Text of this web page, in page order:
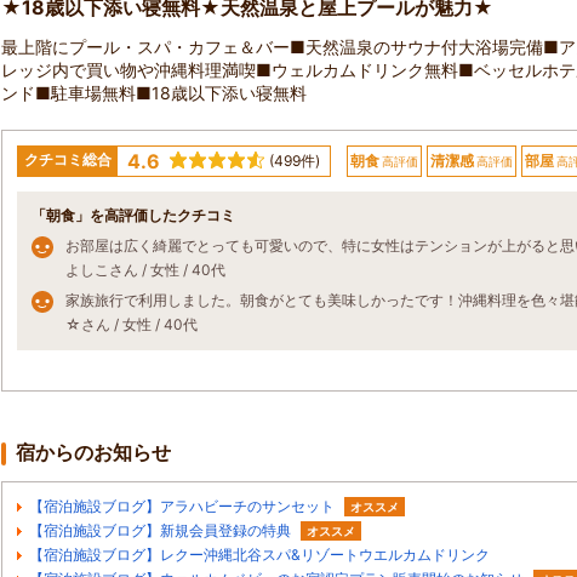
★18歳以下添い寝無料★天然温泉と屋上プールが魅力★
最上階にプール・スパ・カフェ＆バー■天然温泉のサウナ付大浴場完備■
レッジ内で買い物や沖縄料理満喫■ウェルカムドリンク無料■ベッセルホ
ンド■駐車場無料■18歳以下添い寝無料
クチコミ総合 4.6 (499件) 朝食高評価 清潔感高評価 部屋高
「朝食」を高評価したクチコミ
よしこさん / 女性 / 40代
☆さん / 女性 / 40代
宿からのお知らせ
【宿泊施設ブログ】アラハビーチのサンセット オススメ
【宿泊施設ブログ】新規会員登録の特典 オススメ
【宿泊施設ブログ】レクー沖縄北谷スパ&リゾートウエルカムドリンク